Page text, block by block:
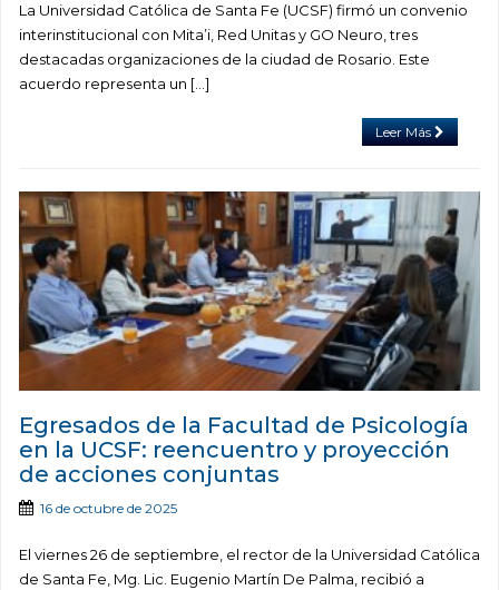
La Universidad Católica de Santa Fe (UCSF) firmó un convenio
interinstitucional con Mita’i, Red Unitas y GO Neuro, tres
destacadas organizaciones de la ciudad de Rosario. Este
acuerdo representa un […]
Leer Más
Egresados de la Facultad de Psicología
en la UCSF: reencuentro y proyección
de acciones conjuntas
16 de octubre de 2025
El viernes 26 de septiembre, el rector de la Universidad Católica
de Santa Fe, Mg. Lic. Eugenio Martín De Palma, recibió a